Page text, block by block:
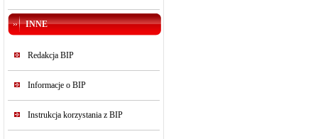
INNE
Redakcja BIP
Informacje o BIP
Instrukcja korzystania z BIP